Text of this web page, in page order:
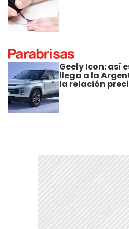
Geely Icon: así
llega a la
la relación